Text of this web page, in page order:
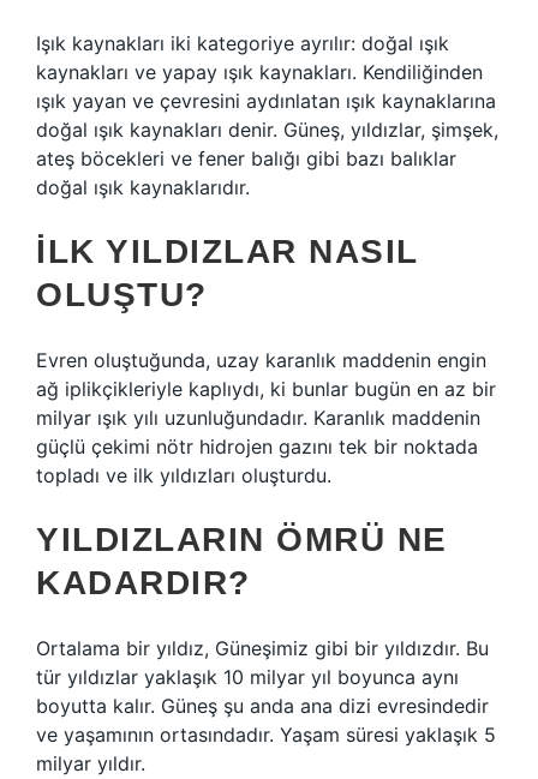
Işık kaynakları iki kategoriye ayrılır: doğal ışık
kaynakları ve yapay ışık kaynakları. Kendiliğinden
ışık yayan ve çevresini aydınlatan ışık kaynaklarına
doğal ışık kaynakları denir. Güneş, yıldızlar, şimşek,
ateş böcekleri ve fener balığı gibi bazı balıklar
doğal ışık kaynaklarıdır.
İLK YILDIZLAR NASIL
OLUŞTU?
Evren oluştuğunda, uzay karanlık maddenin engin
ağ iplikçikleriyle kaplıydı, ki bunlar bugün en az bir
milyar ışık yılı uzunluğundadır. Karanlık maddenin
güçlü çekimi nötr hidrojen gazını tek bir noktada
topladı ve ilk yıldızları oluşturdu.
YILDIZLARIN ÖMRÜ NE
KADARDIR?
Ortalama bir yıldız, Güneşimiz gibi bir yıldızdır. Bu
tür yıldızlar yaklaşık 10 milyar yıl boyunca aynı
boyutta kalır. Güneş şu anda ana dizi evresindedir
ve yaşamının ortasındadır. Yaşam süresi yaklaşık 5
milyar yıldır.